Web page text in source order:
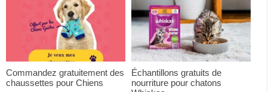
Commandez gratuitement des
chaussettes pour Chiens
Échantillons gratuits de
nourriture pour chatons